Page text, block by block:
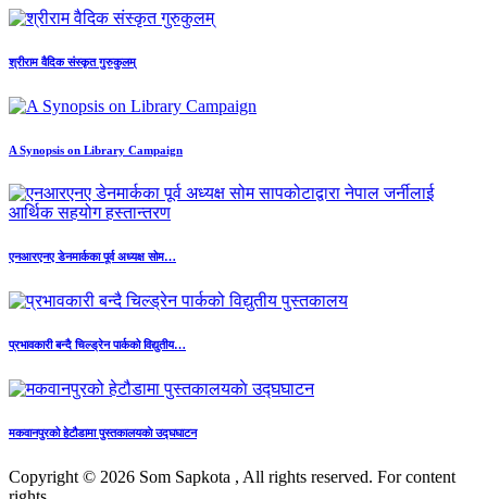
श्रीराम वैदिक संस्कृत गुरुकुलम्
A Synopsis on Library Campaign
एनआरएनए डेनमार्कका पूर्व अध्यक्ष सोम…
प्रभावकारी बन्दै चिल्ड्रेन पार्कको विद्युतीय…
मकवानपुरको हेटौडामा पुस्तकालयकाे उद्घघाटन
Copyright © 2026 Som Sapkota , All rights reserved. For content